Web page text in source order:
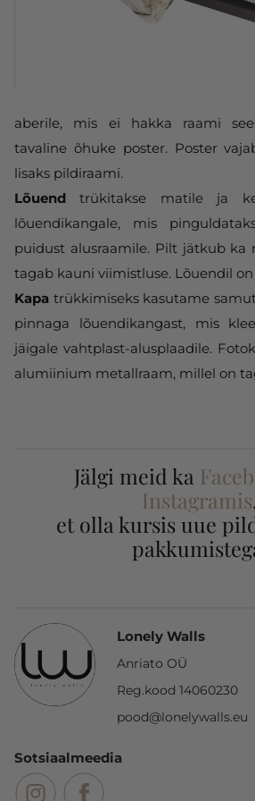
aberile, mis ei hakka raami
tavaline õhuke poster. Poster
lisaks pildiraami.
Lõuend trükitakse matile ja
lõuendikangale, mis
puidust alusraamile. Pilt jätkub ka
tagab kauni viimistluse. Lõuendil
Kapa trükkimiseks kasutame
pinnaga lõuendikangast, mis
jäigale vahtplast-alusplaadile.
alumiinium metallraam, millel on
Jälgi meid ka
Instagramis
et olla kursis uue
Lonely Walls
Anriato OÜ
Reg.kood 14060230
pood@lonelywalls.eu
Sotsiaalmeedia